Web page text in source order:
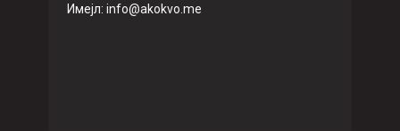
Имeјл: info@akokvo.me